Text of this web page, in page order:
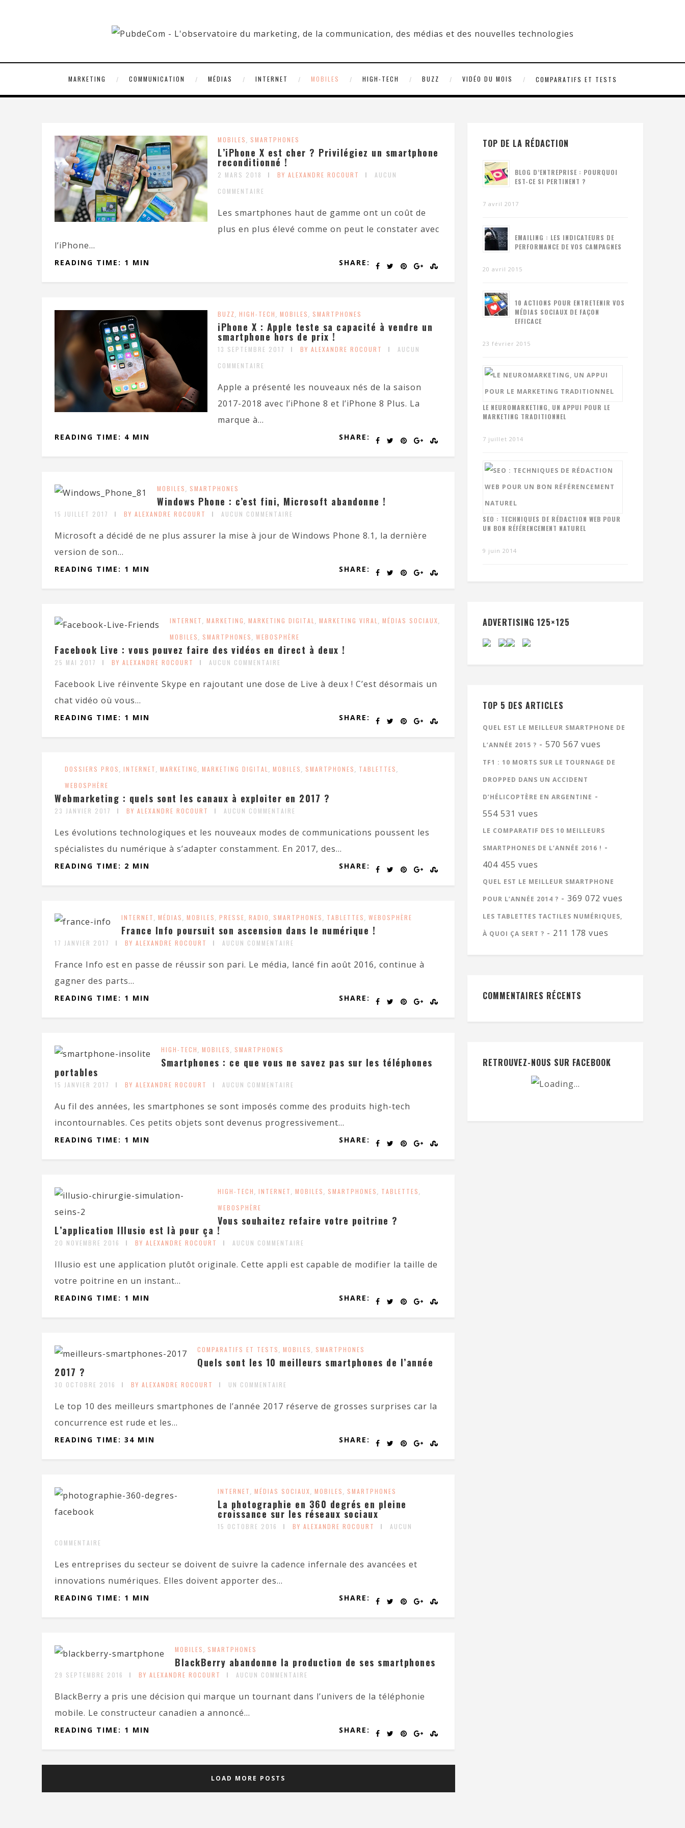
MARKETING COMMUNICATION MÉDIAS INTERNET MOBILES HIGH-TECH BUZZ VIDÉO DU MOIS COMPARATIFS ET TESTS
MOBILES, SMARTPHONES
L’iPhone X est cher ? Privilégiez un smartphone
reconditionné !
2 MARS 2018 BY ALEXANDRE ROCOURT
AUCUN
COMMENTAIRE
Les smartphones haut de gamme ont un coût de
plus en plus élevé comme on peut le constater avec
l’iPhone...
SHARE:
READING TIME: 1 MIN
BUZZ, HIGH-TECH, MOBILES, SMARTPHONES
iPhone X : Apple teste sa capacité à vendre un
smartphone hors de prix !
13 SEPTEMBRE 2017 BY ALEXANDRE ROCOURT
AUCUN
COMMENTAIRE
Apple a présenté les nouveaux nés de la saison
2017-2018 avec l’iPhone 8 et l’iPhone 8 Plus. La
marque à...
SHARE:
READING TIME: 4 MIN
MOBILES, SMARTPHONES
Windows Phone : c’est fini, Microsoft abandonne !
15 JUILLET 2017 BY ALEXANDRE ROCOURT AUCUN COMMENTAIRE
Microsoft a décidé de ne plus assurer la mise à jour de Windows Phone 8.1, la dernière
version de son...
SHARE:
READING TIME: 1 MIN
INTERNET, MARKETING, MARKETING DIGITAL , MARKETING VIRAL , MÉDIAS SOCIAUX,
MOBILES, SMARTPHONES, WEBOSPHÈRE
Facebook Live : vous pouvez faire des vidéos en direct à deux !
25 MAI 2017 BY ALEXANDRE ROCOURT AUCUN COMMENTAIRE
Facebook Live réinvente Skype en rajoutant une dose de Live à deux ! C’est désormais un
chat vidéo où vous...
SHARE:
READING TIME: 1 MIN
DOSSIERS PROS, INTERNET, MARKETING, MARKETING DIGITAL , MOBILES, SMARTPHONES, TABLETTES,
WEBOSPHÈRE
Webmarketing : quels sont les canaux à exploiter en 2017 ?
23 JANVIER 2017 BY ALEXANDRE ROCOURT AUCUN COMMENTAIRE
Les évolutions technologiques et les nouveaux modes de communications poussent les
spécialistes du numérique à s’adapter constamment. En 2017, des...
SHARE:
READING TIME: 2 MIN
INTERNET, MÉDIAS, MOBILES, PRESSE, RADIO, SMARTPHONES, TABLETTES, WEBOSPHÈRE
France Info poursuit son ascension dans le numérique !
17 JANVIER 2017 BY ALEXANDRE ROCOURT AUCUN COMMENTAIRE
France Info est en passe de réussir son pari. Le média, lancé fin août 2016, continue à
gagner des parts...
SHARE:
READING TIME: 1 MIN
HIGH-TECH, MOBILES, SMARTPHONES
Smartphones : ce que vous ne savez pas sur les téléphones
portables
15 JANVIER 2017 BY ALEXANDRE ROCOURT AUCUN COMMENTAIRE
Au fil des années, les smartphones se sont imposés comme des produits high-tech
incontournables. Ces petits objets sont devenus progressivement...
SHARE:
READING TIME: 1 MIN
HIGH-TECH, INTERNET, MOBILES, SMARTPHONES, TABLETTES,
WEBOSPHÈRE
Vous souhaitez refaire votre poitrine ?
L’application Illusio est là pour ça !
20 NOVEMBRE 2016 BY ALEXANDRE ROCOURT AUCUN COMMENTAIRE
Illusio est une application plutôt originale. Cette appli est capable de modifier la taille de
votre poitrine en un instant...
SHARE:
READING TIME: 1 MIN
COMPARATIFS ET TESTS, MOBILES, SMARTPHONES
Quels sont les 10 meilleurs smartphones de l’année
2017 ?
30 OCTOBRE 2016 BY ALEXANDRE ROCOURT UN COMMENTAIRE
Le top 10 des meilleurs smartphones de l’année 2017 réserve de grosses surprises car la
concurrence est rude et les...
SHARE:
READING TIME: 34 MIN
INTERNET, MÉDIAS SOCIAUX, MOBILES, SMARTPHONES
La photographie en 360 degrés en pleine
croissance sur les réseaux sociaux
15 OCTOBRE 2016 BY ALEXANDRE ROCOURT
AUCUN
COMMENTAIRE
Les entreprises du secteur se doivent de suivre la cadence infernale des avancées et
innovations numériques. Elles doivent apporter des...
SHARE:
READING TIME: 1 MIN
MOBILES, SMARTPHONES
BlackBerry abandonne la production de ses smartphones
29 SEPTEMBRE 2016 BY ALEXANDRE ROCOURT AUCUN COMMENTAIRE
BlackBerry a pris une décision qui marque un tournant dans l’univers de la téléphonie
mobile. Le constructeur canadien a annoncé...
SHARE:
READING TIME: 1 MIN
LOAD MORE POSTS
TOP DE LA RÉDACTION
BLOG D’ENTREPRISE : POURQUOI
EST-CE SI PERTINENT ?
7 avril 2017
EMAILING : LES INDICATEURS DE
PERFORMANCE DE VOS CAMPAGNES
20 avril 2015
10 ACTIONS POUR ENTRETENIR VOS
MÉDIAS SOCIAUX DE FAÇON
EFFICACE
23 février 2015
LE NEUROMARKETING, UN APPUI POUR LE
MARKETING TRADITIONNEL
7 juillet 2014
SEO : TECHNIQUES DE RÉDACTION WEB POUR
UN BON RÉFÉRENCEMENT NATUREL
9 juin 2014
ADVERTISING 125×125
TOP 5 DES ARTICLES
QUEL EST LE MEILLEUR SMARTPHONE DE
L’ANNÉE 2015 ? - 570 567 vues
TF1 : 10 MORTS SUR LE TOURNAGE DE
DROPPED DANS UN ACCIDENT
D’HÉLICOPTÈRE EN ARGENTINE -
554 531 vues
LE COMPARATIF DES 10 MEILLEURS
SMARTPHONES DE L’ANNÉE 2016 ! -
404 455 vues
QUEL EST LE MEILLEUR SMARTPHONE
POUR L’ANNÉE 2014 ? - 369 072 vues
LES TABLETTES TACTILES NUMÉRIQUES,
À QUOI ÇA SERT ? - 211 178 vues
COMMENTAIRES RÉCENTS
RETROUVEZ-NOUS SUR FACEBOOK